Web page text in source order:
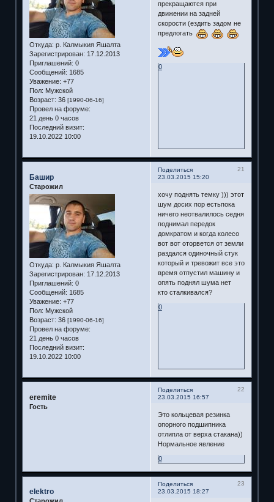
Откуда: р. Калмыкия Яшалта
Зарегистрирован: 17.12.2013
Приглашений: 0
Сообщений: 1685
Уважение: +77
Пол: Мужской
Возраст: 36 [1990-06-16]
Провел на форуме:
21 день 0 часов
Последний визит:
19.10.2022 10:00
прекращаются при
движении на задней
скорости (ездить задом не
предлогать
0
Поделиться
21
23.03.2015 15:20
Башир
Старожил
Откуда: р. Калмыкия Яшалта
Зарегистрирован: 17.12.2013
Приглашений: 0
Сообщений: 1685
Уважение: +77
Пол: Мужской
Возраст: 36 [1990-06-16]
Провел на форуме:
21 день 0 часов
Последний визит:
19.10.2022 10:00
хочу поднять темку ))) этот
шум досих пор естьпока
ничего неотвалилось седня
поднимал передок
домкратом и когда колесо
вот вот оторвется от земли
раздался одиночный стук
который и тревожит все это
время отпустил машину и
опять поднял шума нет
кто сталкивался?
0
Поделиться
22
23.03.2015 16:57
eremite
Гость
Это кольцевая резинка
опорного подшипника
отлипла от верха стакана))
Нормальное явление
0
Поделиться
23
23.03.2015 18:27
elektro